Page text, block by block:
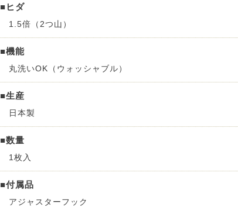
■ヒダ
1.5倍（2つ山）
■機能
丸洗いOK（ウォッシャブル）
■生産
日本製
■数量
1枚入
■付属品
アジャスターフック